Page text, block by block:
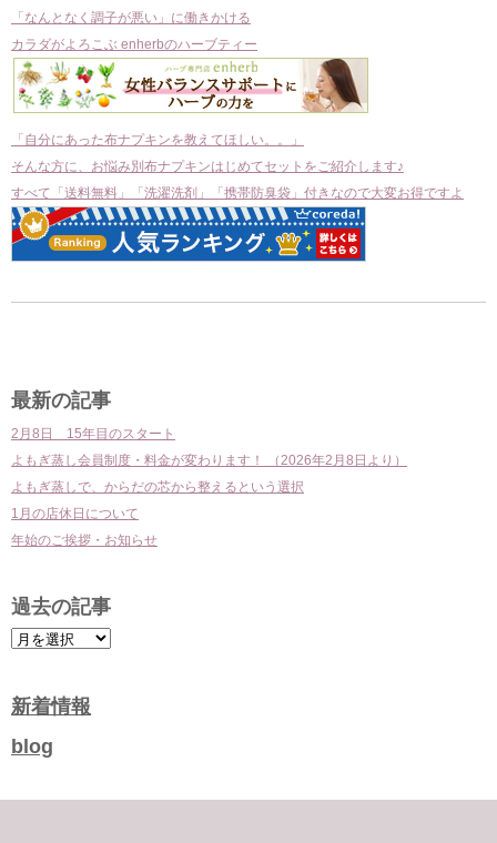
「なんとなく調子が悪い」に働きかける
カラダがよろこぶ enherbのハーブティー
「自分にあった布ナプキンを教えてほしい。。」
そんな方に、お悩み別 布ナプキンはじめてセット をご紹介します♪
すべて「送料無料」「洗濯洗剤」「携帯防臭袋」付きなので大変お得ですよ
最新の記事
2月8日 15年目のスタート
よもぎ蒸し会員制度・料金が変わります！ （2026年2月8日より）
よもぎ蒸しで、からだの芯から整えるという選択
1月の店休日について
年始のご挨拶・お知らせ
過去の記事
過
の
記
事
新着情報
blog